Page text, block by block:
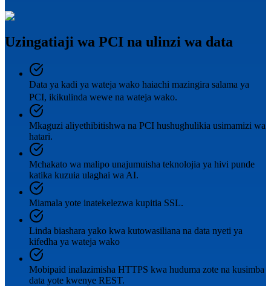
Uzingatiaji wa PCI na ulinzi wa data
Data ya kadi ya wateja wako haiachi mazingira salama ya
PCI, ikikulinda wewe na wateja wako.
Mkaguzi aliyethibitishwa na PCI hushughulikia usimamizi wa
hatari.
Mchakato wa malipo unajumuisha teknolojia ya hivi punde
katika kuzuia ulaghai wa AI.
Miamala yote inatekelezwa kupitia SSL.
Linda biashara yako kwa kutowasiliana na data nyeti ya
kifedha ya wateja wako
Mobipaid inalazimisha HTTPS kwa huduma zote na kusimba
data yote kwenye REST.